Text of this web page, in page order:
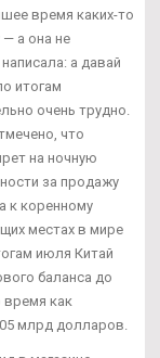
время каких-то
— а она не
а давай
итогам
очень трудно.
что
на ночную
за продажу
к коренному
местах в мире
июля Китай
баланса до
как
млрд долларов.